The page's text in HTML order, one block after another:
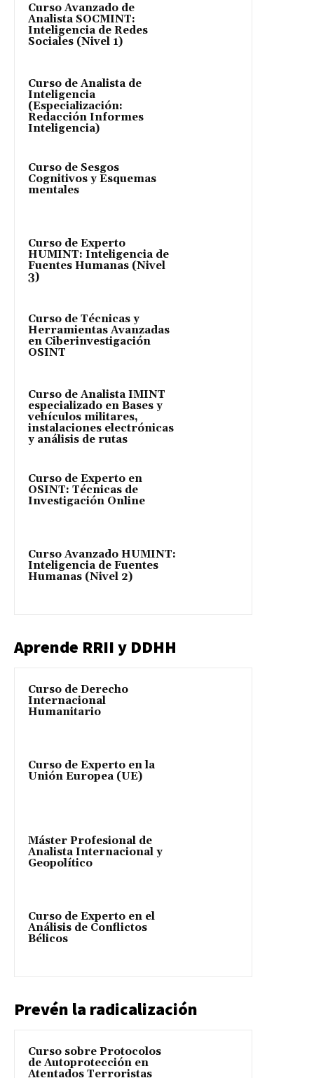
Curso Avanzado de
Analista SOCMINT:
Inteligencia de Redes
Sociales (Nivel 1)
Curso de Analista de
Inteligencia
(Especialización:
Redacción Informes
Inteligencia)
Curso de Sesgos
Cognitivos y Esquemas
mentales
Curso de Experto
HUMINT: Inteligencia de
Fuentes Humanas (Nivel
3)
Curso de Técnicas y
Herramientas Avanzadas
en Ciberinvestigación
OSINT
Curso de Analista IMINT
especializado en Bases y
vehículos militares,
instalaciones electrónicas
y análisis de rutas
Curso de Experto en
OSINT: Técnicas de
Investigación Online
Curso Avanzado HUMINT:
Inteligencia de Fuentes
Humanas (Nivel 2)
Aprende RRII y DDHH
Curso de Derecho
Internacional
Humanitario
Curso de Experto en la
Unión Europea (UE)
Máster Profesional de
Analista Internacional y
Geopolítico
Curso de Experto en el
Análisis de Conflictos
Bélicos
Prevén la radicalización
Curso sobre Protocolos
de Autoprotección en
Atentados Terroristas